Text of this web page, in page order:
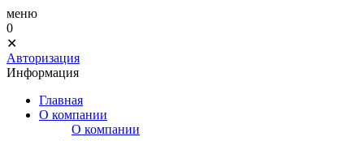
меню
0
✕
Авторизация
Информация
Главная
О компании
О компании